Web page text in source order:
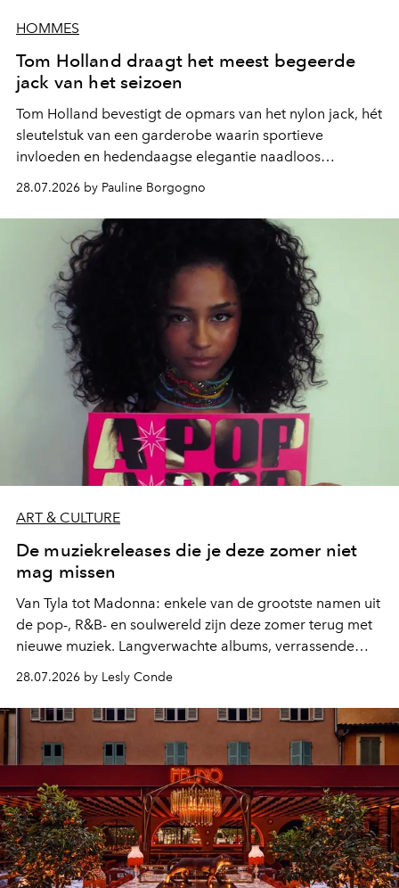
HOMMES
Tom Holland draagt het meest begeerde
jack van het seizoen
Tom Holland bevestigt de opmars van het nylon jack, hét
sleutelstuk van een garderobe waarin sportieve
invloeden en hedendaagse elegantie naadloos
samenkomen.
28.07.2026 by Pauline Borgogno
ART & CULTURE
De muziekreleases die je deze zomer niet
mag missen
Van Tyla tot Madonna: enkele van de grootste namen uit
de pop-, R&B- en soulwereld zijn deze zomer terug met
nieuwe muziek. Langverwachte albums, verrassende
comebacks en veelbelovende nieuwe projecten: dit zijn
de releases die je niet mag missen.
28.07.2026 by Lesly Conde